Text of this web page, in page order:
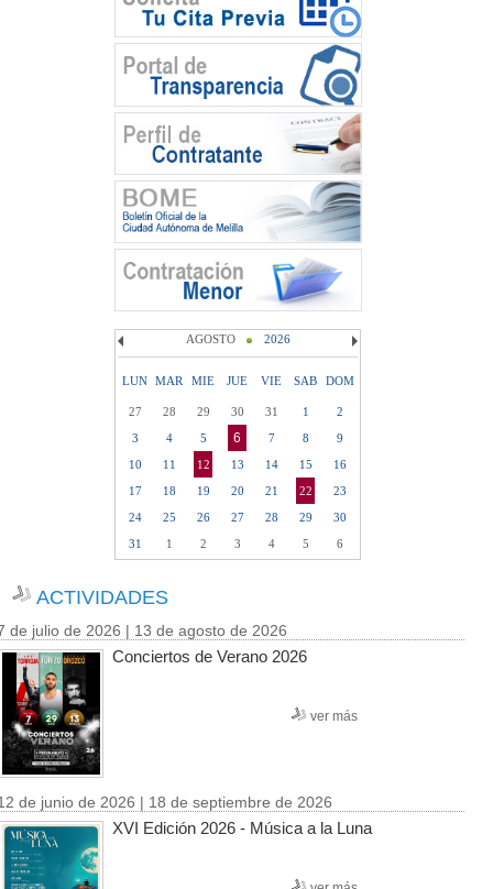
AGOSTO 2026
LUN MAR MIE JUE VIE SAB DOM
27 28 29 30 31 1
2
3
4 5 6 7 8
9
10
11 12 13 14 15
16
17
18 19 20 21 22
23
24
25 26 27 28 29
30
31
1 2 3 4 5 6
ACTIVIDADES
de julio de 2026 | 13 de agosto de 2026
Conciertos de Verano 2026
ver más
de junio de 2026 | 18 de septiembre de 2026
XVI Edición 2026 - Música a la Luna